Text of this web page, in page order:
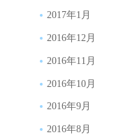
2017年1月
2016年12月
2016年11月
2016年10月
2016年9月
2016年8月